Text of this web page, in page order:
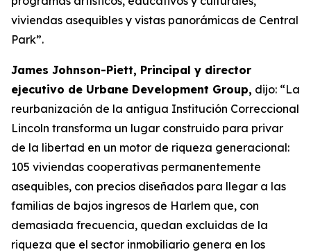
viviendas asequibles y vistas panorámicas de Central
Park”.
James Johnson-Piett, Principal y director
ejecutivo de Urbane Development Group, dijo: “La
reurbanización de la antigua Institución Correccional
Lincoln transforma un lugar construido para privar
de la libertad en un motor de riqueza generacional:
105 viviendas cooperativas permanentemente
asequibles, con precios diseñados para llegar a las
familias de bajos ingresos de Harlem que, con
demasiada frecuencia, quedan excluidas de la
riqueza que el sector inmobiliario genera en los